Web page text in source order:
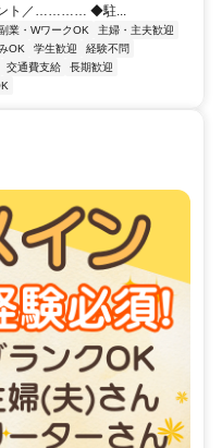
ント／………… ◆駐...
業・WワークOK
主婦・主夫歓迎
OK 学生歓迎
経験不問
交通費支給
長期歓迎